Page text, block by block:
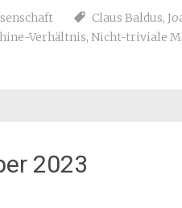
Claus Baldus,
Verhältnis, Nicht-triviale
2023